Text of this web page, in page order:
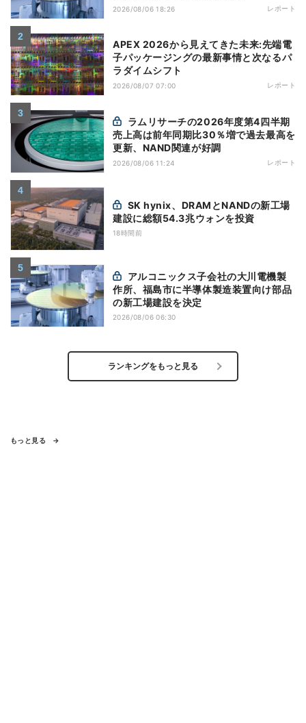
2026/08/06 18:26 レポート
APEX 2026から見えてきた未来:先端電
子パッケージングの最新事情と次なるパ
ラダイムシフト
2026/08/07 07:00 レポート
売上高は前年同期比30％増で過去最高を
更新、NAND関連が好調
2026/08/06 11:24 レポート
建設に総額54.3兆ウォンを投資
18時間前
作所、福島市に半導体製造装置向け部品
の新工場建設を決定
2026/08/06 06:30
ランキングをもっと見る
もっと見る